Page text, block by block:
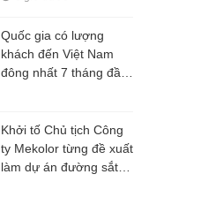
Quốc gia có lượng
khách đến Việt Nam
đông nhất 7 tháng đầu
Ấn Độ
Khởi tố Chủ tịch Công
ty Mekolor từng đề xuất
làm dự án đường sắt